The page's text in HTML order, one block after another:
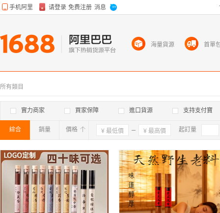
所有類目
實力商家 買家保障 進口貨源 支持支付寶
綜合 銷量 價格 確定 起訂量
海量貨源 首單